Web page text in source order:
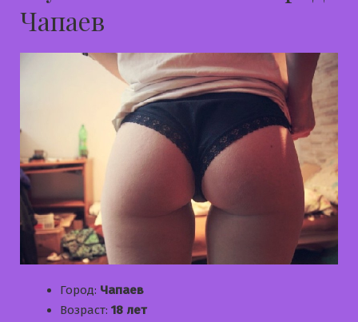
Чапаев
Город: Чапаев
Возраст: 18 лет